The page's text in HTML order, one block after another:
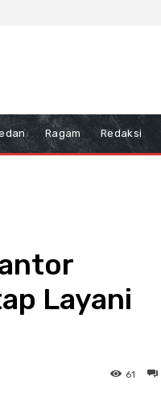
Ragam Redaksi
Layani
61